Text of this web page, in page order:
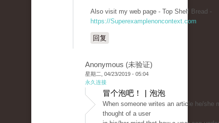
Also visit my web page - Top Shelf Bread -
https://Superexamplenoncontext.com
回复
Anonymous (未验证)
星期二, 04/23/2019 - 05:04
永久连接
冒个泡吧！ | 泡泡
When someone writes an article he/she
thought of a user